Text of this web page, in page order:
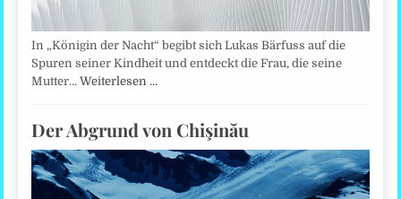
In „Königin der Nacht“ begibt sich Lukas Bärfuss auf die
Spuren seiner Kindheit und entdeckt die Frau, die seine
Mutter…Weiterlesen …
Der Abgrund von Chişinău